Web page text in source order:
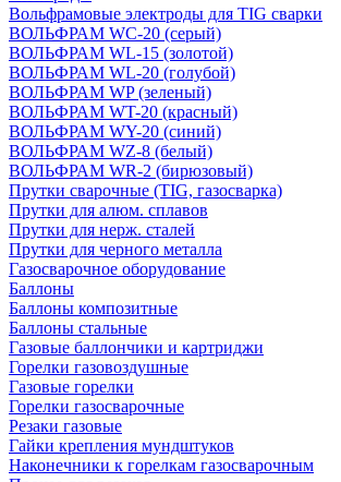
Вольфрамовые электроды для TIG сварки
ВОЛЬФРАМ WC-20 (серый)
ВОЛЬФРАМ WL-15 (золотой)
ВОЛЬФРАМ WL-20 (голубой)
ВОЛЬФРАМ WP (зеленый)
ВОЛЬФРАМ WT-20 (красный)
ВОЛЬФРАМ WY-20 (синий)
ВОЛЬФРАМ WZ-8 (белый)
ВОЛЬФРАМ WR-2 (бирюзовый)
Прутки сварочные (TIG, газосварка)
Прутки для алюм. сплавов
Прутки для нерж. сталей
Прутки для черного металла
Газосварочное оборудование
Баллоны
Баллоны композитные
Баллоны стальные
Газовые баллончики и картриджи
Горелки газовоздушные
Газовые горелки
Горелки газосварочные
Резаки газовые
Гайки крепления мундштуков
Наконечники к горелкам газосварочным